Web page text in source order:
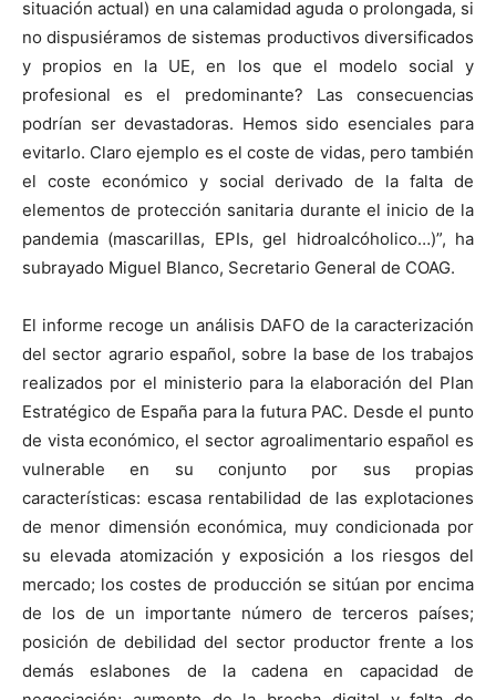
situación actual) en una calamidad aguda o prolongada, si
no dispusiéramos de sistemas productivos diversificados
y propios en la UE, en los que el modelo social y
profesional es el predominante? Las consecuencias
podrían ser devastadoras. Hemos sido esenciales para
evitarlo. Claro ejemplo es el coste de vidas, pero también
el coste económico y social derivado de la falta de
elementos de protección sanitaria durante el inicio de la
pandemia (mascarillas, EPIs, gel hidroalcóholico…)”, ha
subrayado Miguel Blanco, Secretario General de COAG.
El informe recoge un análisis DAFO de la caracterización
del sector agrario español, sobre la base de los trabajos
realizados por el ministerio para la elaboración del Plan
Estratégico de España para la futura PAC. Desde el punto
de vista económico, el sector agroalimentario español es
vulnerable en su conjunto por sus propias
características: escasa rentabilidad de las explotaciones
de menor dimensión económica, muy condicionada por
su elevada atomización y exposición a los riesgos del
mercado; los costes de producción se sitúan por encima
de los de un importante número de terceros países;
posición de debilidad del sector productor frente a los
demás eslabones de la cadena en capacidad de